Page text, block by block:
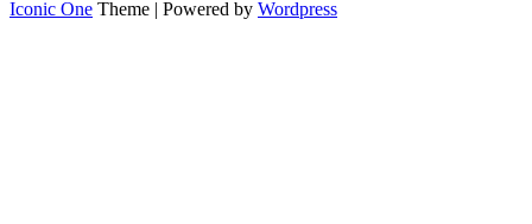
Iconic One Theme | Powered by Wordpress